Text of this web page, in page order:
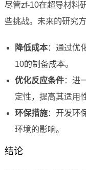
尽管zf-10在超导材料
些挑战。未来的研究
降低成本：通过优
10的制备成本。
优化反应条件：进
定性，提高其适用
环保措施：开发环
环境的影响。
结论